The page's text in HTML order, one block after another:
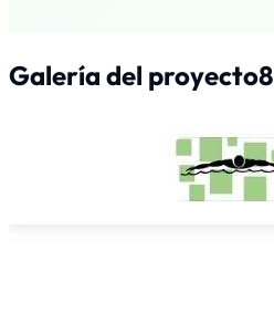
Galería del proyecto8